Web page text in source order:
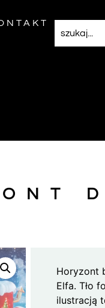
Horyzont
Elfa. Tło
ilustracją